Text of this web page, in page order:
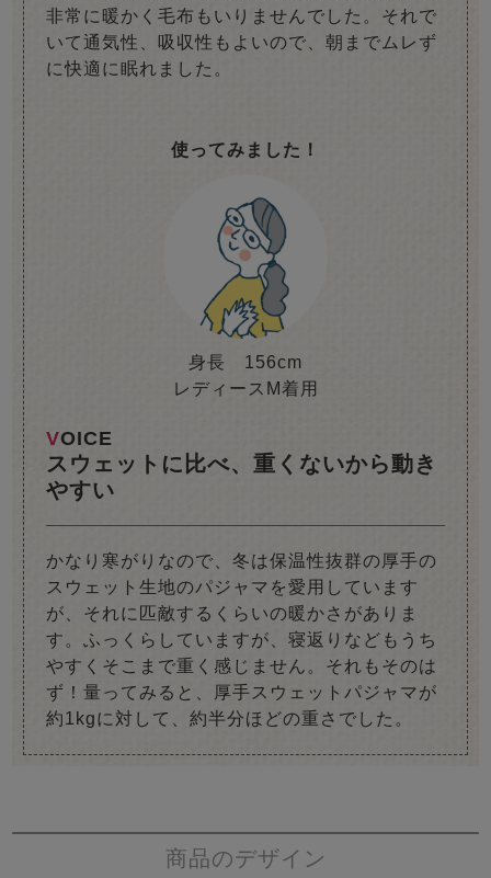
非常に暖かく毛布もいりませんでした。それで
いて通気性、吸収性もよいので、朝までムレず
に快適に眠れました。
使ってみました！
身長 156cm
レディースM着用
VOICE
スウェットに比べ、重くないから動き
やすい
かなり寒がりなので、冬は保温性抜群の厚手の
スウェット生地のパジャマを愛用しています
が、それに匹敵するくらいの暖かさがありま
す。ふっくらしていますが、寝返りなどもうち
やすくそこまで重く感じません。それもそのは
ず！量ってみると、厚手スウェットパジャマが
約1kgに対して、約半分ほどの重さでした。
商品のデザイン